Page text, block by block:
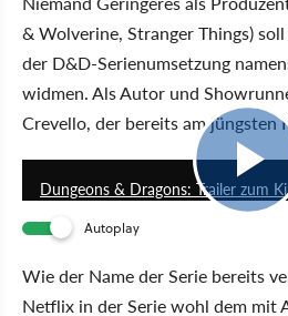
& Wolverine, Stranger Things)
der D&D-Serienumsetzung
widmen. Als Autor und
Crevello, der bereits am
Dungeons & Dragons: Trailer zum
Autoplay
Wie der Name der Serie bereits
Netflix in der Serie wohl dem mit